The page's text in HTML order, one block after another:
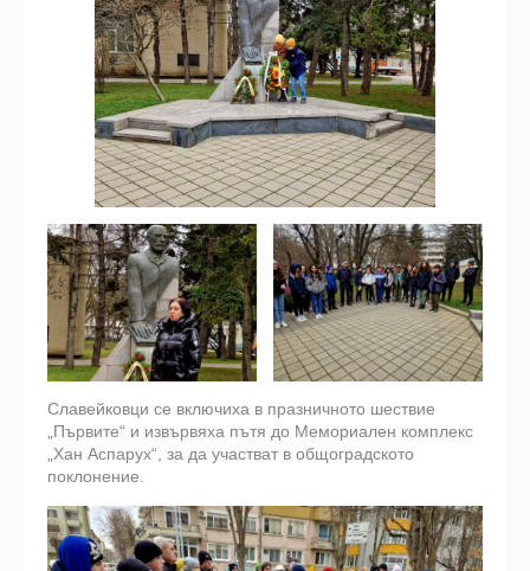
Славейковци се включиха в празничното шествие
„Първите“ и извървяха пътя до Мемориален комплекс
„Хан Аспарух“, за да участват в общоградското
поклонение.